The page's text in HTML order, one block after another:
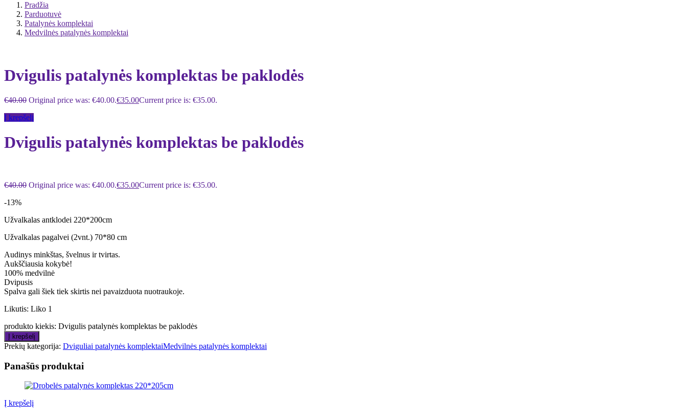
Pradžia
Parduotuvė
Patalynės komplektai
Medvilnės patalynės komplektai
Dvigulis patalynės komplektas be paklodės
€40.00 Original price was: €40.00.€35.00Current price is: €35.00.
Į krepšelį
Dvigulis patalynės komplektas be paklodės
€40.00 Original price was: €40.00.€35.00Current price is: €35.00.
-13%
Užvalkalas antklodei 220*200cm
Užvalkalas pagalvei (2vnt.) 70*80 cm
Audinys minkštas, švelnus ir tvirtas.
Aukščiausia kokybė!
100% medvilnė
Dvipusis
Spalva gali šiek tiek skirtis nei pavaizduota nuotraukoje.
Likutis: Liko 1
produkto kiekis: Dvigulis patalynės komplektas be paklodės
Į krepšelį
Prekių kategorija: Dviguliai patalynės komplektaiMedvilnės patalynės komplektai
Panašūs produktai
Į krepšelį